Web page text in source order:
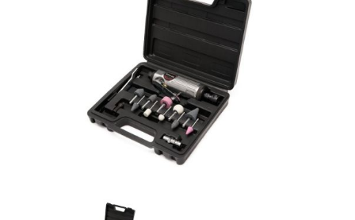
Добавить в корзину
Купить в 1 клик